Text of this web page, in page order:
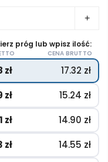
+
próg lub wpisz ilość:
CENA BRUTTO
zł 17.32 zł
zł 15.24 zł
zł 14.90 zł
zł 14.55 zł